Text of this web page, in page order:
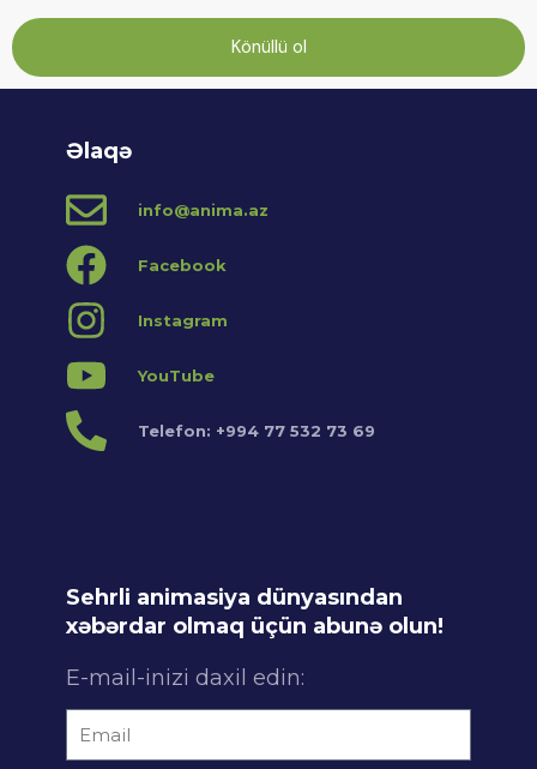
Könüllü ol
Əlaqə
info@anima.az
Facebook
Instagram
YouTube
Telefon: +994 77 532 73 69
Sehrli animasiya dünyasından
xəbərdar olmaq üçün abunə olun!
E-mail-inizi daxil edin: